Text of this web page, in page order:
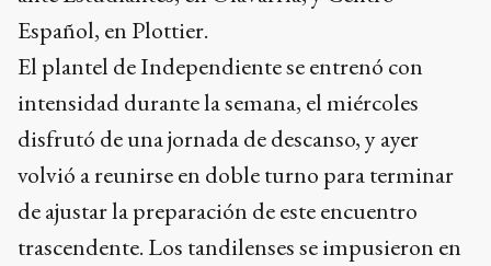
Español, en Plottier.
El plantel de Independiente se entrenó con
intensidad durante la semana, el miércoles
disfrutó de una jornada de descanso, y ayer
volvió a reunirse en doble turno para terminar
de ajustar la preparación de este encuentro
trascendente. Los tandilenses se impusieron en